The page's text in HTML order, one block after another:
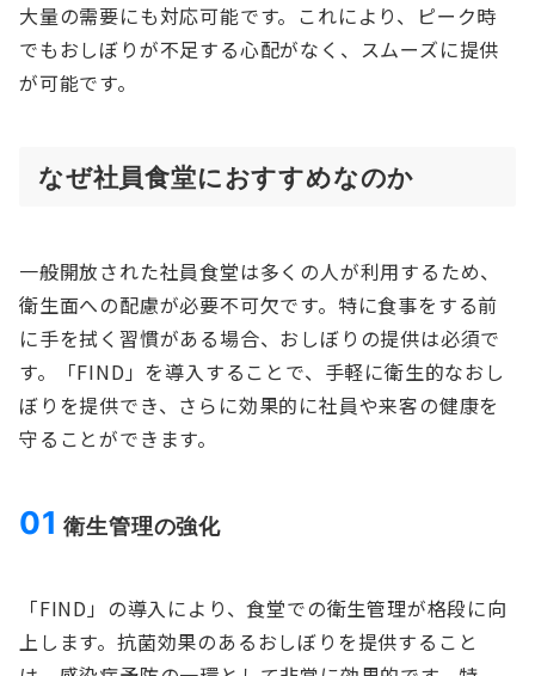
大量の需要にも対応可能です。これにより、ピーク時
でもおしぼりが不足する心配がなく、スムーズに提供
が可能です。
なぜ社員食堂におすすめなのか
一般開放された社員食堂は多くの人が利用するため、
衛生面への配慮が必要不可欠です。特に食事をする前
に手を拭く習慣がある場合、おしぼりの提供は必須で
す。「FIND」を導入することで、手軽に衛生的なおし
ぼりを提供でき、さらに効果的に社員や来客の健康を
守ることができます。
01 衛生管理の強化
「FIND」の導入により、食堂での衛生管理が格段に向
上します。抗菌効果のあるおしぼりを提供すること